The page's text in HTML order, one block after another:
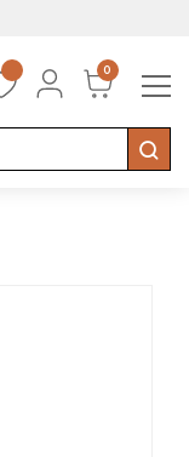
0
☰